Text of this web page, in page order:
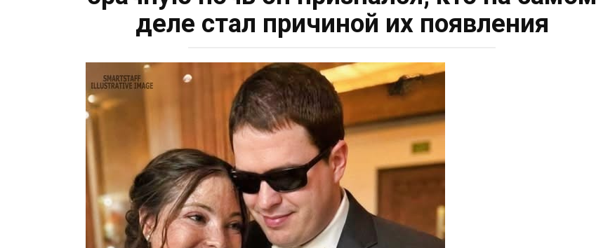
деле стал причиной их появления